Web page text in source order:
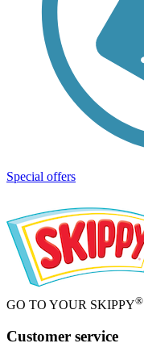
Special offers
GO TO YOUR SKIPPY®
Customer service